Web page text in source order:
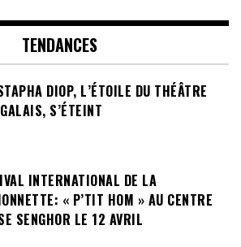
TENDANCES
DIOP, L’ÉTOILE DU THÉÂTRE
S’ÉTEINT
INTERNATIONAL DE LA
« P’TIT HOM » AU CENTRE
SENGHOR LE 12 AVRIL